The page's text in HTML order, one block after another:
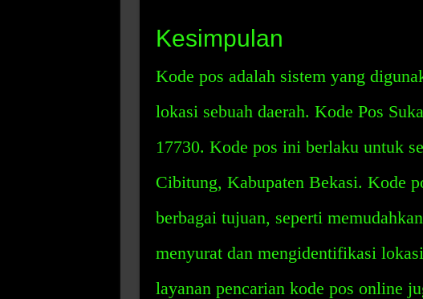
Kesimpulan
Kode pos adalah sistem yang
lokasi sebuah daerah. Kode Pos
17730. Kode pos ini berlaku untuk
Cibitung, Kabupaten Bekasi. Kode
berbagai tujuan, seperti
menyurat dan mengidentifikasi
layanan pencarian kode pos online